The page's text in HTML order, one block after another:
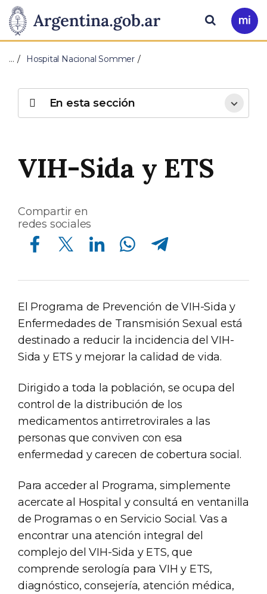
Presidencia
de
Nación
Pasar al contenido principal
Ir
a
Buscar
… Hospital Nacional Sommer
VIH-Sida y ETS
Compartir en
redes sociales
Compartir en Facebook Compartir en Twitter Compartir en Linkedin Compartir en Whatsapp Compartir en Telegram
El Programa de Prevención de VIH-Sida y
Enfermedades de Transmisión Sexual está
destinado a reducir la incidencia del VIH-
Sida y ETS y mejorar la calidad de vida.
Dirigido a toda la población, se ocupa del
control de la distribución de los
medicamentos antirretrovirales a las
personas que conviven con esa
enfermedad y carecen de cobertura social.
Para acceder al Programa, simplemente
acercate al Hospital y consultá en ventanilla
de Programas o en Servicio Social. Vas a
encontrar una atención integral del
complejo del VIH-Sida y ETS, que
comprende serología para VIH y ETS,
diagnóstico, consejería, atención médica,
En esta sección